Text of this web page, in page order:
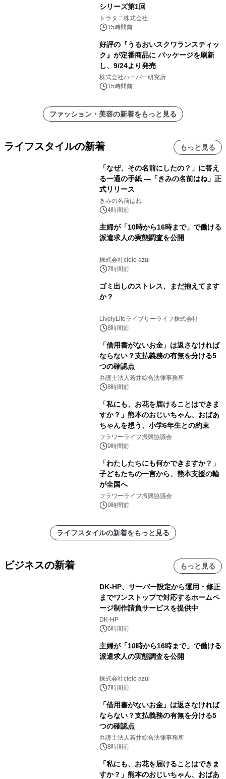
シリーズ第1回
トラタニ株式会社
15時間前
好評の『うるおいスクワランスティッ
ク』が定番商品に パッケージを刷新
し、9/24より発売
株式会社ハーバー研究所
15時間前
ファッション・美容の新着をもっと見る
ライフスタイルの新着 もっと見る
「なぜ、その名前にしたの？」に答え
る一通の手紙 ―「きみの名前はね」正
式リリース
きみの名前はね
4時間前
主婦が「10時から16時まで」で働ける
派遣求人の実態調査を公開
株式会社cielo azul
7時間前
ゴミ出しのストレス、まだ抱えてます
か？
LivelyLifeライブリーライフ株式会社
8時間前
「借用書がないお金」は返さなければ
ならない？支払義務の有無を分ける5
つの確認点
弁護士法人若井綜合法律事務所
8時間前
「私にも、お花を届けることはできま
すか？」熊本のおじいちゃん、おばあ
ちゃんを想う、小学6年生との約束
フラワーライフ振興協議会
9時間前
「わたしたちにも何かできますか？」
子どもたちの一言から、熊本支援の輪
が全国へ
フラワーライフ振興協議会
9時間前
ライフスタイルの新着をもっと見る
ビジネスの新着 もっと見る
DK-HP、サーバー設定から運用・修正
までワンストップで対応するホームペ
ージ制作請負サービスを提供中
DK-HP
6時間前
主婦が「10時から16時まで」で働ける
派遣求人の実態調査を公開
株式会社cielo azul
7時間前
「借用書がないお金」は返さなければ
ならない？支払義務の有無を分ける5
つの確認点
弁護士法人若井綜合法律事務所
8時間前
「私にも、お花を届けることはできま
すか？」熊本のおじいちゃん、おばあ